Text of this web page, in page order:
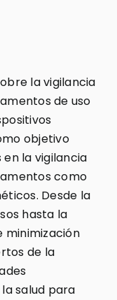
la vigilancia
de uso
objetivo
la vigilancia
como
Desde la
hasta la
minimización
de la
salud para